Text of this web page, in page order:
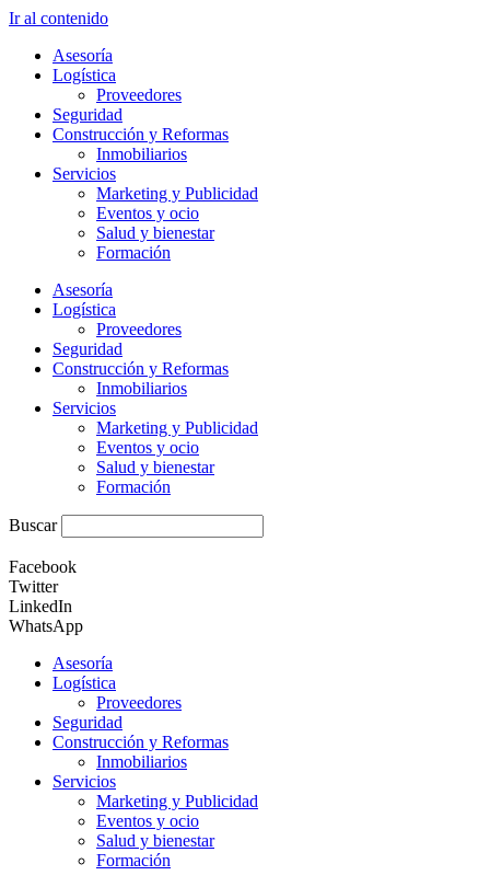
Ir al contenido
Asesoría
Logística
Proveedores
Seguridad
Construcción y Reformas
Inmobiliarios
Servicios
Marketing y Publicidad
Eventos y ocio
Salud y bienestar
Formación
Asesoría
Logística
Proveedores
Seguridad
Construcción y Reformas
Inmobiliarios
Servicios
Marketing y Publicidad
Eventos y ocio
Salud y bienestar
Formación
Buscar
Facebook
Twitter
LinkedIn
WhatsApp
Asesoría
Logística
Proveedores
Seguridad
Construcción y Reformas
Inmobiliarios
Servicios
Marketing y Publicidad
Eventos y ocio
Salud y bienestar
Formación